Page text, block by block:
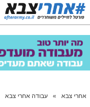
אחרי צבא » עבודה אחרי צבא